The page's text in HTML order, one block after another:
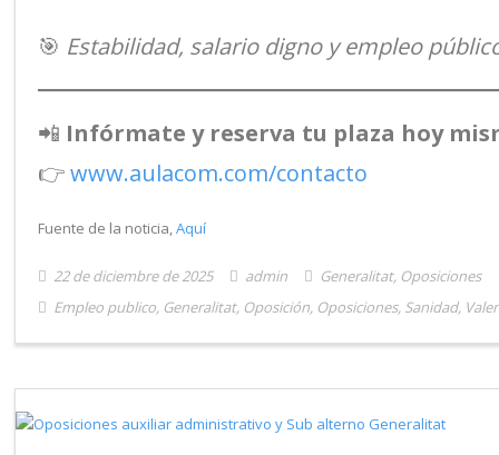
🎯 Estabilidad, salario digno y empleo
📲 Infórmate y reserva tu plaza hoy
👉www.aulacom.com/contacto
Fuente de la noticia,Aquí
22 de diciembre de 2025 admin Generalitat, Oposiciones
Empleo publico, Generalitat, Oposición, Oposiciones, Sanidad,